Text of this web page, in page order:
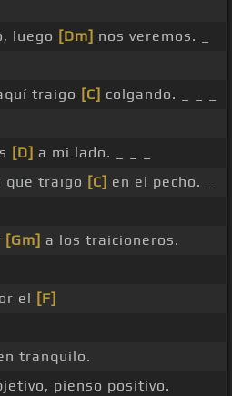
luego [Dm] nos veremos. _
traigo [C] colgando. _ _ _
[D] a mi lado. _ _ _
que traigo [C] en el pecho. _
[Gm] a los traicioneros.
el [F]
tranquilo.
pienso positivo.